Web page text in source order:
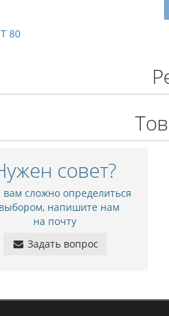
80
совет?
вам сложно определиться
напишите нам
на почту
Задать вопрос